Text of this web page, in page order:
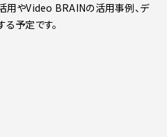
用やVideo BRAINの活用事例、デ
予定です。